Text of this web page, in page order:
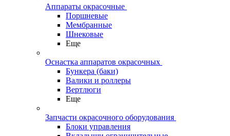
Аппараты окрасочные
Поршневые
Мембранные
Шнековые
Еще
Оснастка аппаратов окрасочных
Бункера (баки)
Валики и роллеры
Вертлюги
Еще
Запчасти окрасочного оборудования
Блоки управления